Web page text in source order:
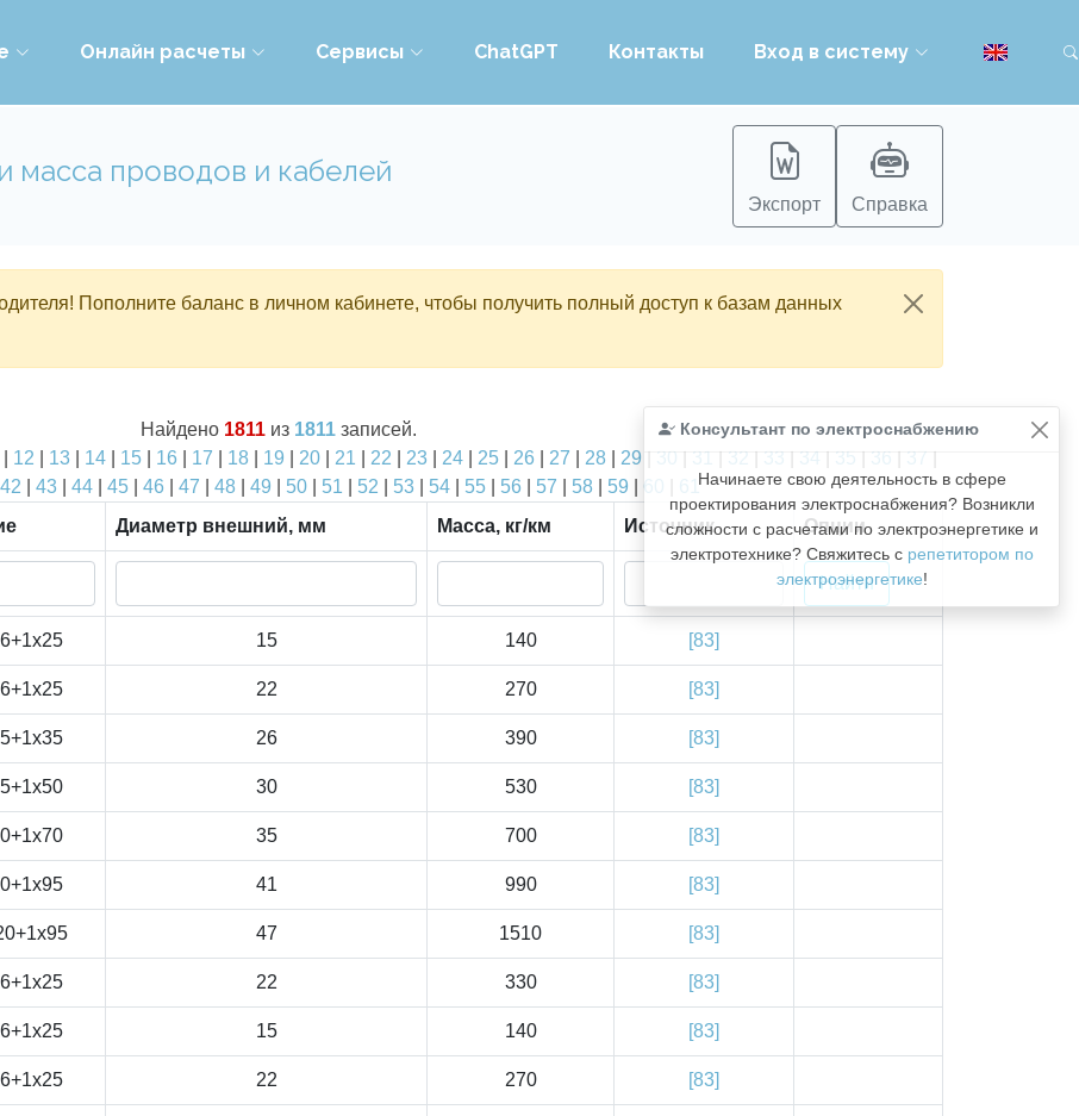
Онлайн расчеты Сервисы ChatGPT Контакты Вход в систему
масса проводов и кабелей
Экспорт Справка
Пополните баланс в личном кабинете, чтобы получить полный доступ к базам данных
Консультант по электроснабжению
Начинаете свою деятельность в сфере
проектирования электроснабжения? Возникли
сложности с расчетами по электроэнергетике и
электротехнике? Свяжитесь с репетитором по
электроэнергетике!
Найдено 1811 из 1811 записей.
12 13| 14| 15| 16 17 18| 19 20| 21 22 23| 24| 25| 26 27 28| 29 | 30 | 31 | 32 | 33 | 34 | 35 | 36 | 37 |
42 43 44 45 46 47 48 49 50 51 52 53 54 55 56 57 58 59 60
61
Диаметр внешний, мм Масса, кг/км Источник Опции
15 140 [83]
22 270 [83]
26 390 [83]
30 530 [83]
35 700 [83]
41 990 [83]
47 1510 [83]
22 330 [83]
15 140 [83]
22 270 [83]